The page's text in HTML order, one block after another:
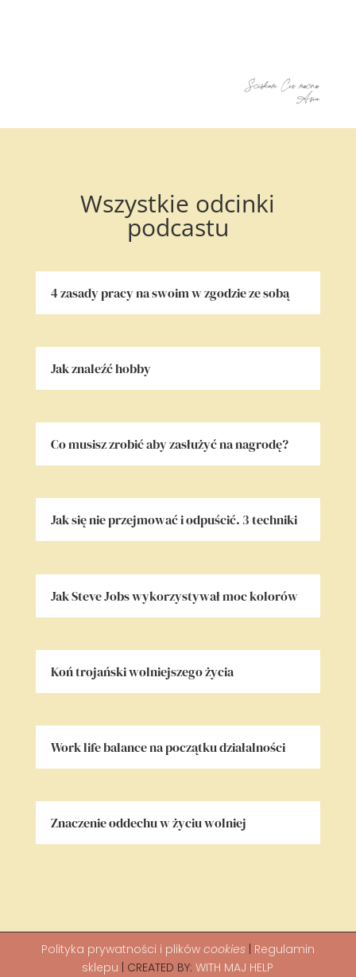
Wszystkie odcinki
podcastu
4 zasady pracy na swoim w zgodzie ze sobą
Jak znaleźć hobby
Co musisz zrobić aby zasłużyć na nagrodę?
Jak się nie przejmować i odpuścić. 3 techniki
Jak Steve Jobs wykorzystywał moc kolorów
Koń trojański wolniejszego życia
Work life balance na początku działalności
Znaczenie oddechu w życiu wolniej
Polityka prywatności i plików cookies| Regulamin
sklepu | CREATED BY: WITH MAJ HELP